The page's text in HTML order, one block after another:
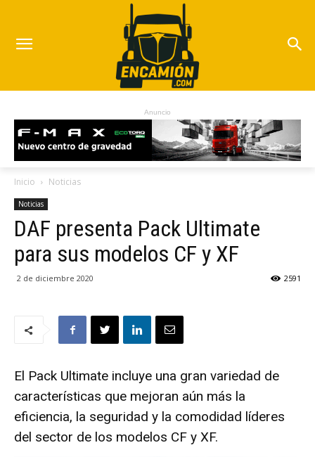
Anuncio
Inicio Noticias
Noticias
DAF presenta Pack Ultimate
para sus modelos CF y XF
2 de diciembre 2020 2591
El Pack Ultimate incluye una gran variedad de
características que mejoran aún más la
eficiencia, la seguridad y la comodidad líderes
del sector de los modelos CF y XF.